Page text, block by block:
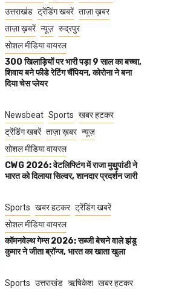
उत्तराखंड ट्रेंडिंग खबरें ताज़ा ख़बर
ताज़ा ख़बरें न्यूज़ रुद्रपुर
सोशल मीडिया वायरल
300 खिलाड़ियों पर भारी पड़ा 9 साल का बच्चा,
शिवाय बने फीडे रेटिंग चैंपियन, कोरोना ने बना
दिया चेस प्लेयर
Newsbeat Sports खबर हटकर
ट्रेंडिंग खबरें ताज़ा ख़बर न्यूज़
सोशल मीडिया वायरल
CWG 2026: वेटलिफ्टिंग में राजा मुथुपांडी ने
भारत को दिलाया सिल्वर, शानदार प्रदर्शन जारी
Sports खबर हटकर ट्रेंडिंग खबरें
सोशल मीडिया वायरल
कॉमनवेल्थ गेम्स 2026: सब्जी बेचने वाले झंडू
कुमार ने जीता ब्रॉन्ज, भारत का खाता खुला
Sports उत्तराखंड ऋषिकेश खबर हटकर